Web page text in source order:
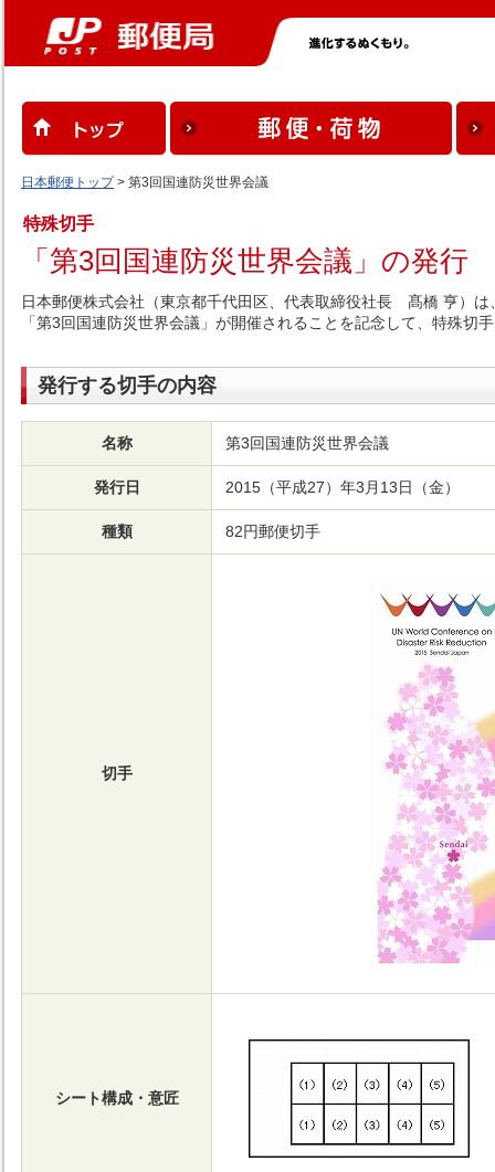
日本郵便トップ> 第3回国連防災世界会議
特殊切手
「第3回国連防災世界会議」の発行
日本郵便株式会社（東京都千代田区、代表取締役社長 髙橋 亨）
「第3回国連防災世界会議」が開催されることを記念して、特殊切
発行する切手の内容
名称 第3回国連防災世界会議
発行日 2015（平成27）年3月13日（金）
種類 82円郵便切手
切手
シート構成・意匠